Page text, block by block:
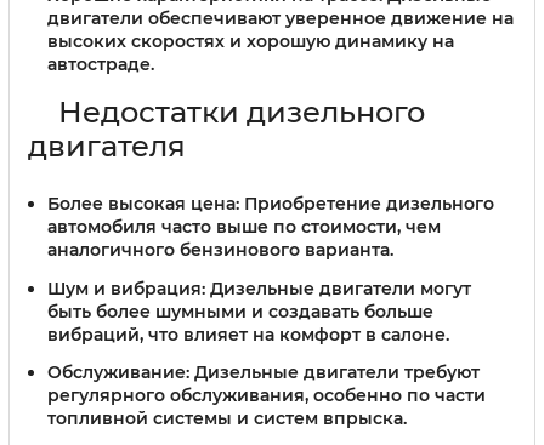
двигатели обеспечивают уверенное движение на
высоких скоростях и хорошую динамику на
автостраде.
Недостатки дизельного
двигателя
Более высокая цена: Приобретение дизельного
автомобиля часто выше по стоимости, чем
аналогичного бензинового варианта.
Шум и вибрация: Дизельные двигатели могут
быть более шумными и создавать больше
вибраций, что влияет на комфорт в салоне.
Обслуживание: Дизельные двигатели требуют
регулярного обслуживания, особенно по части
топливной системы и систем впрыска.